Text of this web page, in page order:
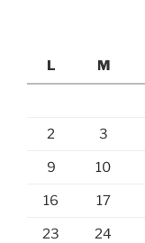
L
M
2 3
9 10
16 17
23 24